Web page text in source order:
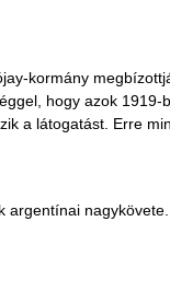
kormány
hogy azok
a látogatást. Erre
argentínai